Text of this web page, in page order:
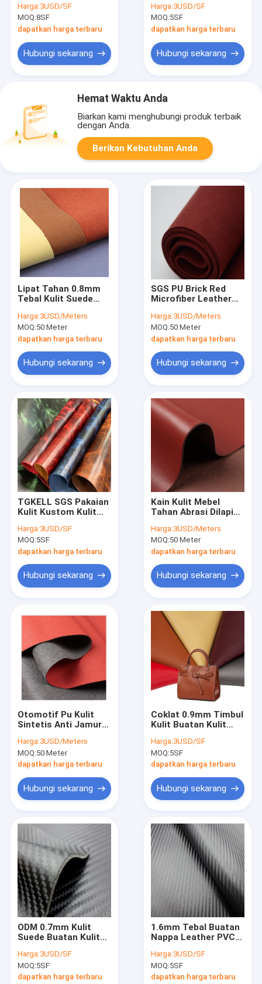
Rumah
Produk
Kontrol kualitas
Hubungi kami
Semua Kasus
Kain Kulit Microfiber
Kain Microfiber Dilapisi
Kain Kulit Silikon
Kulit Sintetis PU
Suede PU Kulit
Buatan
Harga:3USD/SF
MOQ:8SF
dapatkan harga terbaru
Hubungi sekarang
Harga:3USD/SF
MOQ:5SF
dapatkan harga terbaru
Hubungi sekarang
Hemat Waktu Anda
Biarkan kami menghubungi produk terbaik
dengan Anda.
Berikan Kebutuhan Anda
Lipat Tahan 0.8mm
Tebal Kulit Suede
Sarung Tangan
Harga:3USD/Meters
MOQ:50 Meter
dapatkan harga terbaru
Hubungi sekarang
SGS PU Brick Red
Microfiber Leather
Suede Textile Untuk
Furnitur
Harga:3USD/Meters
MOQ:50 Meter
dapatkan harga terbaru
Hubungi sekarang
TGKELL SGS Pakaian
Kulit Kustom Kulit
Nyaman
Harga:3USD/SF
MOQ:5SF
dapatkan harga terbaru
Hubungi sekarang
Kain Kulit Mebel
Tahan Abrasi Dilapisi
Harga:3USD/Meters
MOQ:50 Meter
dapatkan harga terbaru
Hubungi sekarang
Otomotif Pu Kulit
Sintetis Anti Jamur
Lembut
Harga:3USD/Meters
MOQ:50 Meter
dapatkan harga terbaru
Hubungi sekarang
Coklat 0.9mm Timbul
Kulit Buatan Kulit
Tas
Harga:3USD/SF
MOQ:5SF
dapatkan harga terbaru
Hubungi sekarang
ODM 0.7mm Kulit
Suede Buatan Kulit
Tangan
Harga:3USD/SF
MOQ:5SF
dapatkan harga terbaru
1.6mm Tebal Buatan
Nappa Leather PVC
Interior Mobil
Harga:3USD/SF
MOQ:5SF
dapatkan harga terbaru